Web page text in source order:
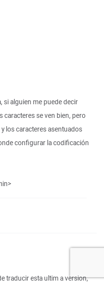
si alguien me puede decir
caracteres se ven bien, pero
los caracteres asentuados
configurar la codificación
traducir esta ultim a version,